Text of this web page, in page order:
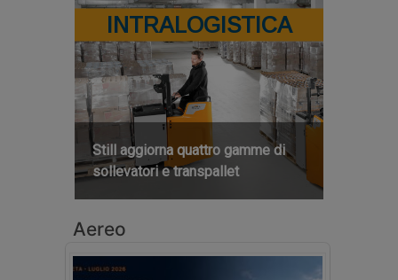
INTRALOGISTICA
Still aggiorna quattro gamme di
sollevatori e transpallet
Aereo